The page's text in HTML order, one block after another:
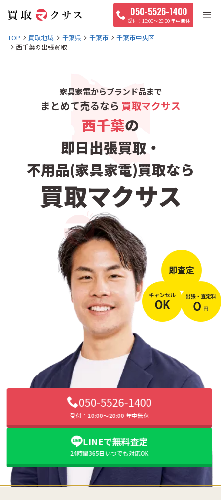
050-5526-1400
10:00〜20:00 年中無休
TOP 買取地域 千葉県 千葉市
千葉市中央区
西千葉の出張買取
家具家電からブランド品まで
まとめて売るなら 買取マクサス
西千葉の
即日出張買取・
不用品(家具家電)買取なら
買取マクサス
050-5526-1400
受付：10:00〜20:00 年中無休
LINEで無料査定
24時間365日いつでも対応OK